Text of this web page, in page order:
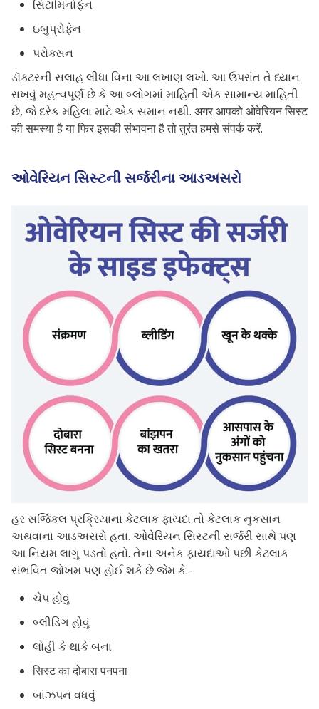
સિટામિનોફેન
ઇબુપ્રોફેન
પરોક્સન
ડૉક્ટરની સલાહ લીધા વિના આ લખાણ લખો. આ ઉપરાંત તે ધ્યાન
રાખવું મહત્વપૂર્ણ છે કે આ બ્લોગમાં માહિતી એક સામાન્ય માહિતી
છે, જે દરેક મહિલા માટે એક સમાન નથી. अगर आपको ओवेरियन सिस्ट
की समस्या है या फिर इसकी संभावना है तो तुरंत हमसे संपर्क करें.
ઓવેરિયન સિસ્ટની સર્જરીના આડઅસરો
હર સર્જિકલ પ્રક્રિયાના કેટલાક ફાયદા તો કેટલાક નુકસાન
અથવાના આડઅસરો હતા. ઓવેરિયન સિસ્ટની સર્જરી સાથે પણ
આ નિયમ લાગુ પડતો હતો. તેના અનેક ફાયદાઓ પછી કેટલાક
સંભવિત જોખમ પણ હોઈ શકે છે જેમ કે:-
ચેપ હોવું
બ્લીડિંગ હોવું
લોહી કે થાકે બના
सिस्ट का दोबारा पनपना
બાંઝપન વધવું